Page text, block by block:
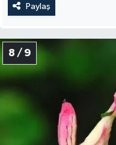
Paylaş
8 / 9